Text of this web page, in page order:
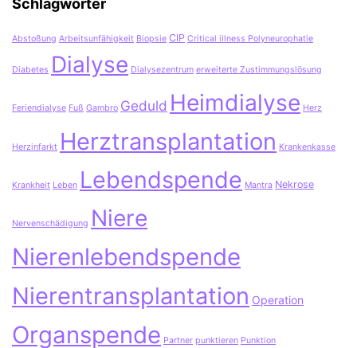
Abstoßung Arbeitsunfähigkeit Biopsie CIP Critical illness Polyneurophatie
Diabetes Dialyse Dialysezentrum erweiterte Zustimmungslösung
Feriendialyse Fuß Gambro Geduld Heimdialyse Herz
Herzinfarkt Herztransplantation Krankenkasse
Krankheit Leben Lebendspende Mantra Nekrose
Nervenschädigung Niere
Nierenlebendspende
Nierentransplantation Operation
Organspende Partner punktieren Punktion